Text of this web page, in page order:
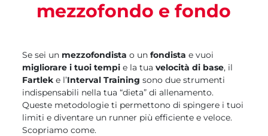
mezzofondo e fondo
Se sei un mezzofondista o unfondista e vuoi
migliorare i tuoi tempi e la tuavelocità di base, il
Fartlek e l’Interval Training sono due strumenti
indispensabili nella tua “dieta” di allenamento.
Queste metodologie ti permettono di spingere i tuoi
limiti e diventare un runner più efficiente e veloce.
Scopriamo come.